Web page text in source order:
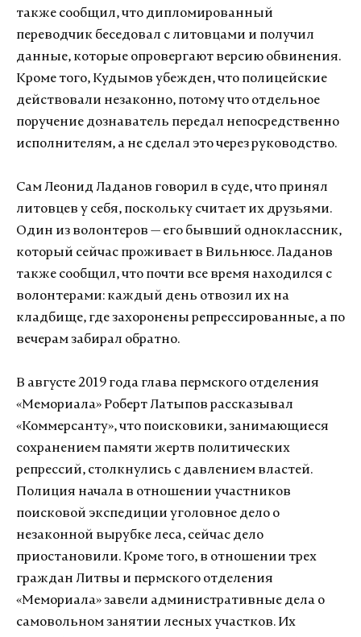
также сообщил, что дипломированный
переводчик беседовал с литовцами и получил
данные, которые опровергают версию обвинения.
Кроме того, Кудымов убежден, что полицейские
действовали незаконно, потому что отдельное
поручение дознаватель передал непосредственно
исполнителям, а не сделал это через руководство.
Сам Леонид Ладанов говорил в суде, что принял
литовцев у себя, поскольку считает их друзьями.
Один из волонтеров — его бывший одноклассник,
который сейчас проживает в Вильнюсе. Ладанов
также сообщил, что почти все время находился с
волонтерами: каждый день отвозил их на
кладбище, где захоронены репрессированные, а по
вечерам забирал обратно.
В августе 2019 года глава пермского отделения
«Мемориала» Роберт Латыпов рассказывал
«Коммерсанту», что поисковики, занимающиеся
сохранением памяти жертв политических
репрессий, столкнулись с давлением властей.
Полиция начала в отношении участников
поисковой экспедиции уголовное дело о
незаконной вырубке леса, сейчас дело
приостановили. Кроме того, в отношении трех
граждан Литвы и пермского отделения
«Мемориала» завели административные дела о
самовольном занятии лесных участков. Их